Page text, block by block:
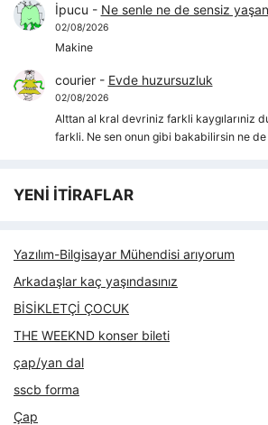
İpucu - Ne senle ne de sensiz
02/08/2026
Makine
courier- Evde huzursuzluk
02/08/2026
Alttan al kral devriniz farkli kaygılarıniz
farkli. Ne sen onun gibi bakabilirsin ne
YENİ İTİRAFLAR
Yazılım-Bilgisayar Mühendisi arıyorum
Arkadaşlar kaç yaşındasınız
BİSİKLETÇİ ÇOCUK
THE WEEKND konser bileti
çap/yan dal
sscb forma
Çap